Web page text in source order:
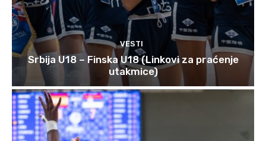
VESTI
Srbija U18 – Finska U18 (Linkovi za praćenje
utakmice)